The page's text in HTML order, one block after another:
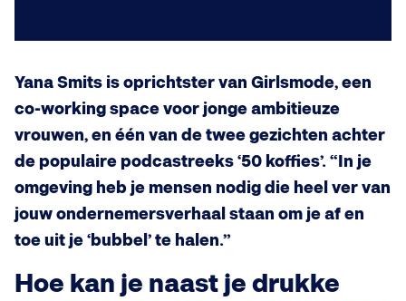
Yana Smits is oprichtster van Girlsmode, een
co-working space voor jonge ambitieuze
vrouwen, en één van de twee gezichten achter
de populaire podcastreeks ‘50 koffies’. “In je
omgeving heb je mensen nodig die heel ver van
jouw ondernemersverhaal staan om je af en
toe uit je ‘bubbel’ te halen.”
Hoe kan je naast je drukke